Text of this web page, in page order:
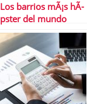
Los barrios mÃ¡s hÃ­
pster del mundo